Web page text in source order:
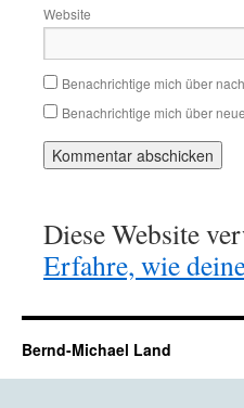
Website
Benachrichtige mich über
Benachrichtige mich über
Diese Website
Erfahre, wie
Bernd-Michael Land